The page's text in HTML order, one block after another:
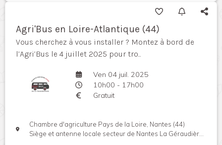
Agri'Bus en Loire-Atlantique (44)
Vous cherchez à vous installer ? Montez à bord de
l’Agri’Bus le 4 juillet 2025 pour tro...
Ven 04 juil. 2025
10h00 - 17h00
Gratuit
Chambre d'agriculture Pays de la Loire, Nantes (44)
Siège et antenne locale secteur de Nantes La Géraudière, Rue Pierre Adolphe Bobierre, 44939 Nantes cedex, France